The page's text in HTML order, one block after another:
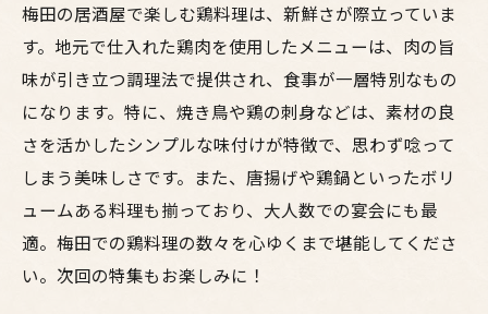
梅田の居酒屋で楽しむ鶏料理は、新鮮さが際立っていま
す。地元で仕入れた鶏肉を使用したメニューは、肉の旨
味が引き立つ調理法で提供され、食事が一層特別なもの
になります。特に、焼き鳥や鶏の刺身などは、素材の良
さを活かしたシンプルな味付けが特徴で、思わず唸って
しまう美味しさです。また、唐揚げや鶏鍋といったボリ
ュームある料理も揃っており、大人数での宴会にも最
適。梅田での鶏料理の数々を心ゆくまで堪能してくださ
い。次回の特集もお楽しみに！